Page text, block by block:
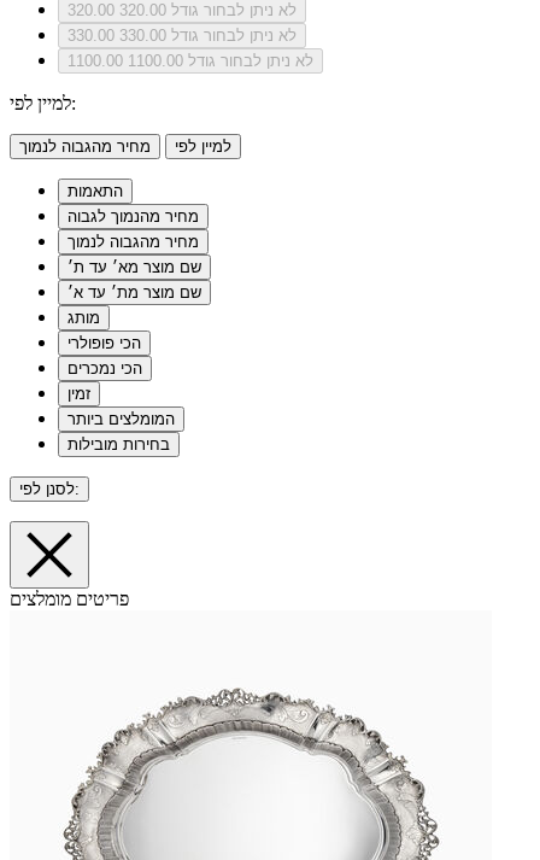
320.00
לא ניתן לבחור גודל 320.00
330.00
לא ניתן לבחור גודל 330.00
1100.00
לא ניתן לבחור גודל 1100.00
למיין לפי:
מחיר מהגבוה לנמוך למיין לפי
התאמות
מחיר מהנמוך לגבוה
מחיר מהגבוה לנמוך
שם מוצר מא׳ עד ת׳
שם מוצר מת׳ עד א׳
מותג
הכי פופולרי
הכי נמכרים
זמין
המומלצים ביותר
בחירות מובילות
לסנן לפי:
פריטים מומלצים